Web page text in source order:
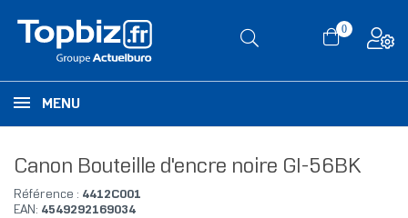
0
MENU
Canon Bouteille d'encre noire GI-56BK
Référence : 4412C001
EAN: 4549292169034